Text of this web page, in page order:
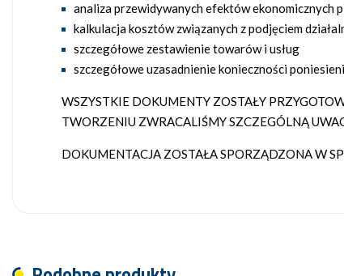
analiza przewidywanych efektów ekonomicznych
kalkulacja kosztów związanych z podjęciem
szczegółowe zestawienie towarów i usług
szczegółowe uzasadnienie konieczności
WSZYSTKIE DOKUMENTY ZOSTAŁY
TWORZENIU ZWRACALIŚMY SZCZEGÓLNĄ
DOKUMENTACJA ZOSTAŁA SPORZĄDZONA W